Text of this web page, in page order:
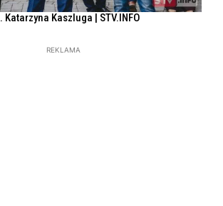
Katarzyna Kaszluga | STV.INFO
REKLAMA